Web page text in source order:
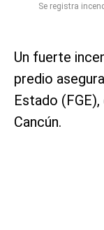
Se registra
Un fuerte
predio
Estado
Cancún.